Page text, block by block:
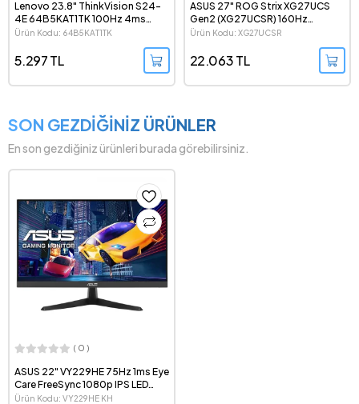
Lenovo 23.8" ThinkVision S24-
4E 64B5KAT1TK 100Hz 4ms
1080p IPS LED Monitör
Ürün Kodu: 64B5KAT1TK
5.297 TL
ASUS 27" ROG Strix XG27UCS
Gen2 (XG27UCSR) 160Hz
(324Hz-1080p) 0.3ms FreeSync
Dual Mode IPS LED Monitör
Ürün Kodu: XG27UCSR
22.063 TL
SON GEZDİĞİNİZ ÜRÜNLER
En son gezdiğiniz ürünleri burada görebilirsiniz.
( 0 )
ASUS 22" VY229HE 75Hz 1ms Eye
Care FreeSync 1080p IPS LED
Monitör
Ürün Kodu: VY229HE KH